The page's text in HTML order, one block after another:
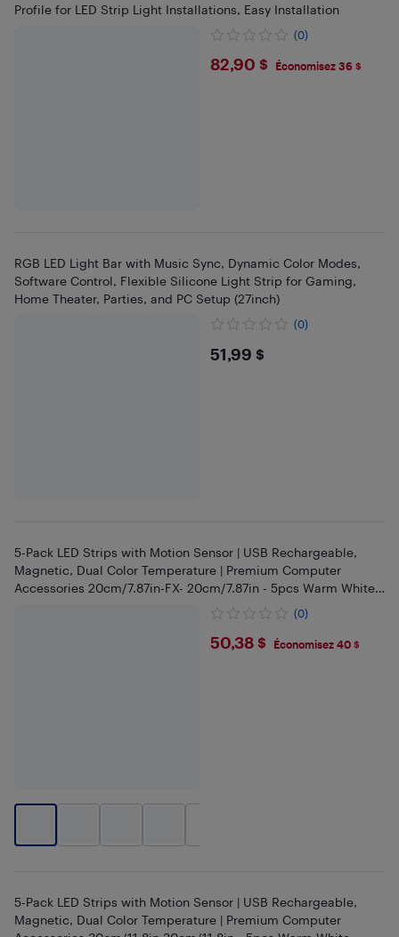
Profile for LED Strip Light Installations, Easy Installation
(0)
$82.9
82,90 $ Économisez 36 $
RGB LED Light Bar with Music Sync, Dynamic Color Modes,
Software Control, Flexible Silicone Light Strip for Gaming,
Home Theater, Parties, and PC Setup (27inch)
(0)
$51.99
51,99 $
5-Pack LED Strips with Motion Sensor | USB Rechargeable,
Magnetic, Dual Color Temperature | Premium Computer
Accessories 20cm/7.87in-FX- 20cm/7.87in - 5pcs Warm White
(0)
$50.38
50,38 $ Économisez 40 $
5-Pack LED Strips with Motion Sensor | USB Rechargeable,
Magnetic, Dual Color Temperature | Premium Computer